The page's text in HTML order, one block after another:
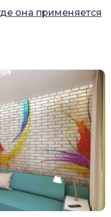
она применяется